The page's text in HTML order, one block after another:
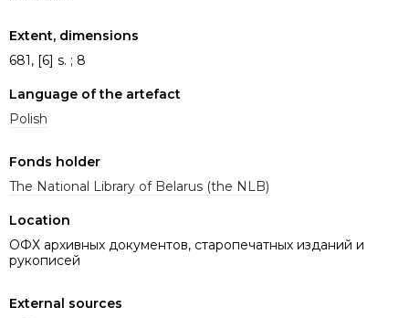
Extent, dimensions
681, [6] s. ; 8
Language of the artefact
Polish
Fonds holder
The National Library of Belarus (the NLB)
Location
ОФХ архивных документов, старопечатных изданий и
рукописей
External sources